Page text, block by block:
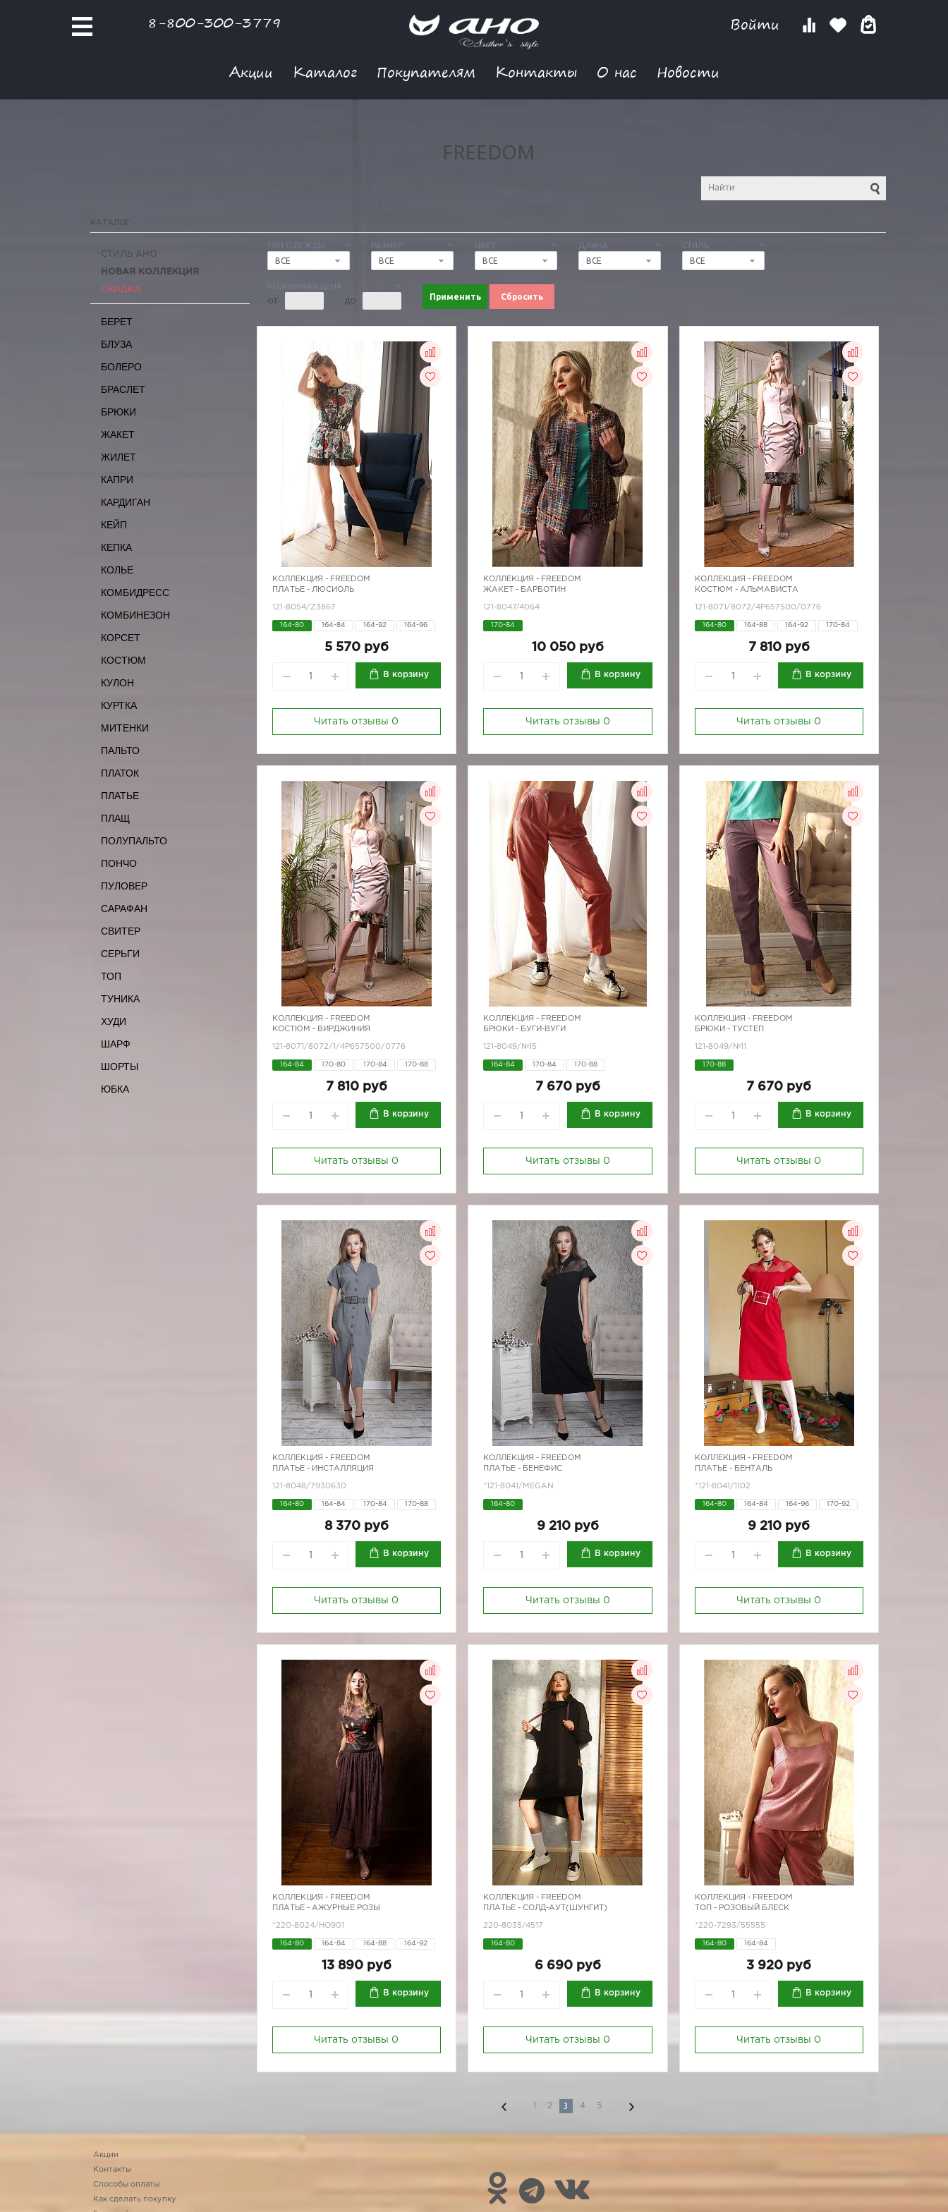
8-800-300-3779 Войти
Акции Каталог Покупателям Контакты О нас Новости
FREEDOM
КАТАЛОГ
ТИП ОДЕЖДЫ
ВСЕ
РАЗМЕР
ВСЕ
ЦВЕТ
ВСЕ
ДЛИНА
ВСЕ
СТИЛЬ
ВСЕ
РОЗНИЧНАЯ ЦЕНА
ОТ ДО Применить Сбросить
СТИЛЬ АНО
НОВАЯ КОЛЛЕКЦИЯ
СКИДКА
БЕРЕТ
БЛУЗА
БОЛЕРО
БРАСЛЕТ
БРЮКИ
ЖАКЕТ
ЖИЛЕТ
КАПРИ
КАРДИГАН
КЕЙП
КЕПКА
КОЛЬЕ
КОМБИДРЕСС
КОМБИНЕЗОН
КОРСЕТ
КОСТЮМ
КУЛОН
КУРТКА
МИТЕНКИ
ПАЛЬТО
ПЛАТОК
ПЛАТЬЕ
ПЛАЩ
ПОЛУПАЛЬТО
ПОНЧО
ПУЛОВЕР
САРАФАН
СВИТЕР
СЕРЬГИ
ТОП
ТУНИКА
ХУДИ
ШАРФ
ШОРТЫ
ЮБКА
КОЛЛЕКЦИЯ - FREEDOM
ПЛАТЬЕ - ЛЮСИОЛЬ
121-8054/Z3867
164-80 164-84 164-92 164-96
5 570 руб
В корзину
Читать отзывы 0
КОЛЛЕКЦИЯ - FREEDOM
ЖАКЕТ - БАРБОТИН
121-8047/4064
170-84
10 050 руб
В корзину
Читать отзывы 0
КОЛЛЕКЦИЯ - FREEDOM
КОСТЮМ - АЛЬМАВИСТА
121-8071/8072/4Р657500/0776
164-80 164-88 164-92 170-84
7 810 руб
В корзину
Читать отзывы 0
КОЛЛЕКЦИЯ - FREEDOM
КОСТЮМ - ВИРДЖИНИЯ
121-8071/8072/1/4Р657500/0776
164-84 170-80 170-84 170-88
7 810 руб
В корзину
Читать отзывы 0
КОЛЛЕКЦИЯ - FREEDOM
БРЮКИ - БУГИ-ВУГИ
121-8049/№15
164-84 170-84 170-88
7 670 руб
В корзину
Читать отзывы 0
КОЛЛЕКЦИЯ - FREEDOM
БРЮКИ - ТУСТЕП
121-8049/№11
170-88
7 670 руб
В корзину
Читать отзывы 0
КОЛЛЕКЦИЯ - FREEDOM
ПЛАТЬЕ - ИНСТАЛЛЯЦИЯ
121-8048/7930630
164-80 164-84 170-84 170-88
8 370 руб
В корзину
Читать отзывы 0
КОЛЛЕКЦИЯ - FREEDOM
ПЛАТЬЕ - БЕНЕФИС
*121-8041/MEGAN
164-80
9 210 руб
В корзину
Читать отзывы 0
КОЛЛЕКЦИЯ - FREEDOM
ПЛАТЬЕ - БЕНТАЛЬ
*121-8041/1102
164-80 164-84 164-96 170-92
9 210 руб
В корзину
Читать отзывы 0
КОЛЛЕКЦИЯ - FREEDOM
ПЛАТЬЕ - АЖУРНЫЕ РОЗЫ
*220-8024/HO901
164-80 164-84 164-88 164-92
13 890 руб
В корзину
Читать отзывы 0
КОЛЛЕКЦИЯ - FREEDOM
ПЛАТЬЕ - СОЛД-АУТ(ШУНГИТ)
220-8035/4517
164-80
6 690 руб
В корзину
Читать отзывы 0
КОЛЛЕКЦИЯ - FREEDOM
ТОП - РОЗОВЫЙ БЛЕСК
*220-7293/55555
164-80 164-84
3 920 руб
В корзину
Читать отзывы 0
2 3 4 5
Акции
Контакты
Способы оплаты
Как сделать покупку